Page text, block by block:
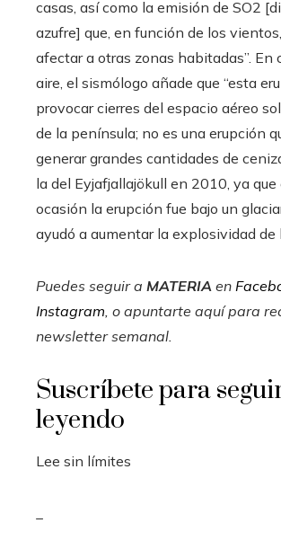
casas, así como la emisión de SO2
azufre] que, en función de los
afectar a otras zonas habitadas”. En
aire, el sismólogo añade que “esta
provocar cierres del espacio aéreo
de la península; no es una erupción
generar grandes cantidades de
la del Eyjafjallajökull en 2010, ya que
ocasión la erupción fue bajo un
ayudó a aumentar la explosividad de
Puedes seguir a MATERIA en
Instagram, o apuntarte aquí para
newsletter semanal.
Suscríbete para
leyendo
Lee sin límites